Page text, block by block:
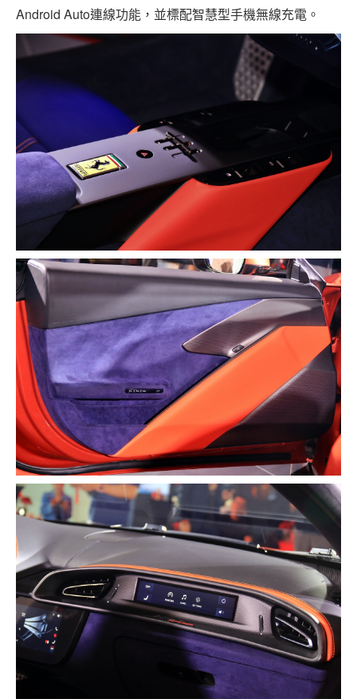
Android Auto連線功能，並標配智慧型手機無線充電。